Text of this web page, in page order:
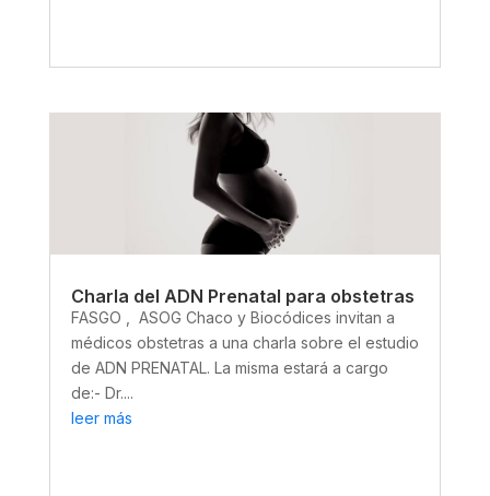
Charla del ADN Prenatal para obstetras
FASGO , ASOG Chaco y Biocódices invitan a
médicos obstetras a una charla sobre el estudio
de ADN PRENATAL. La misma estará a cargo
de:- Dr....
leer más